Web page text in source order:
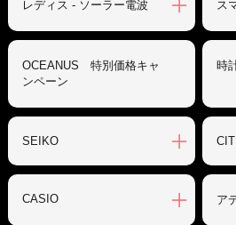
レディス - ソーラー電波 ス
OCEANUS 特別価格キャ
ンペーン
時
SEIKO
CASIO ア